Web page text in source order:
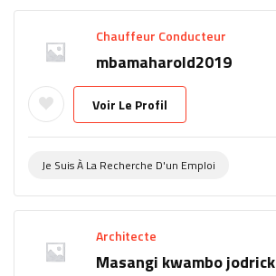
Chauffeur Conducteur
mbamaharold2019
Voir Le Profil
Je Suis À La Recherche D'un Emploi
Architecte
Masangi kwambo jodrick